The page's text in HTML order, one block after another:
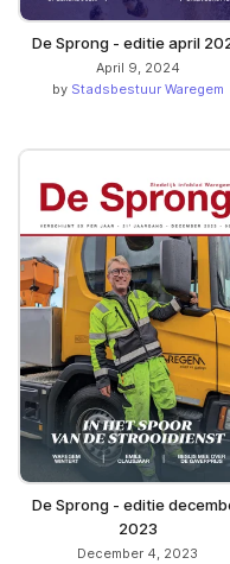
De Sprong - editie april
April 9, 2024
by Stadsbestuur Waregem
De Sprong - editie
2023
December 4, 2023